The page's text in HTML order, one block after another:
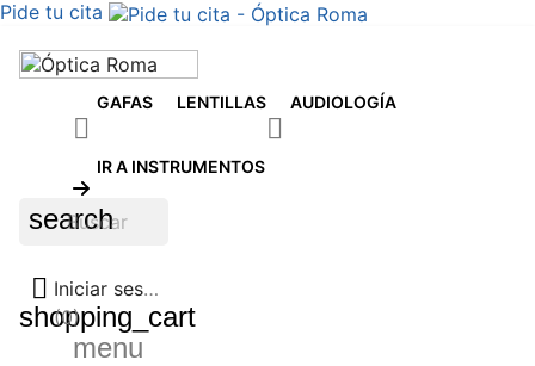
Pide tu cita
GAFAS

LENTILLAS AUDIOLOGÍA

IR A INSTRUMENTOS
search
 Iniciar sesión
shopping_cart
(0)
menu